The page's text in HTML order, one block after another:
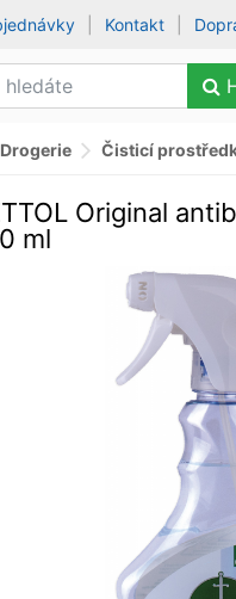
Kontakt
Drogerie Čisticí
Original
ml